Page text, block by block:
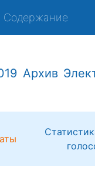
Содержание
Архив